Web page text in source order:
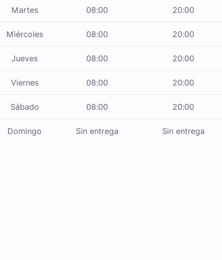
Martes 08:00 20:00
Miércoles 08:00 20:00
Jueves 08:00 20:00
Viernes 08:00 20:00
Sábado 08:00 20:00
Domingo Sin entrega Sin entrega